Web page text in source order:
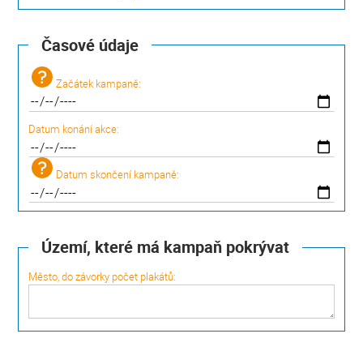
Časové údaje
Začátek kampaně:
Datum konání akce:
Datum skončení kampaně:
Území, které má kampaň pokrývat
Město, do závorky počet plakátů: